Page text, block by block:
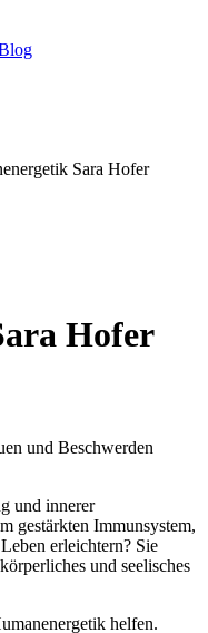
Sara Hofer
Hofer
und Beschwerden
und innerer
gestärkten Immunsystem,
erleichtern? Sie
und seelisches
helfen.